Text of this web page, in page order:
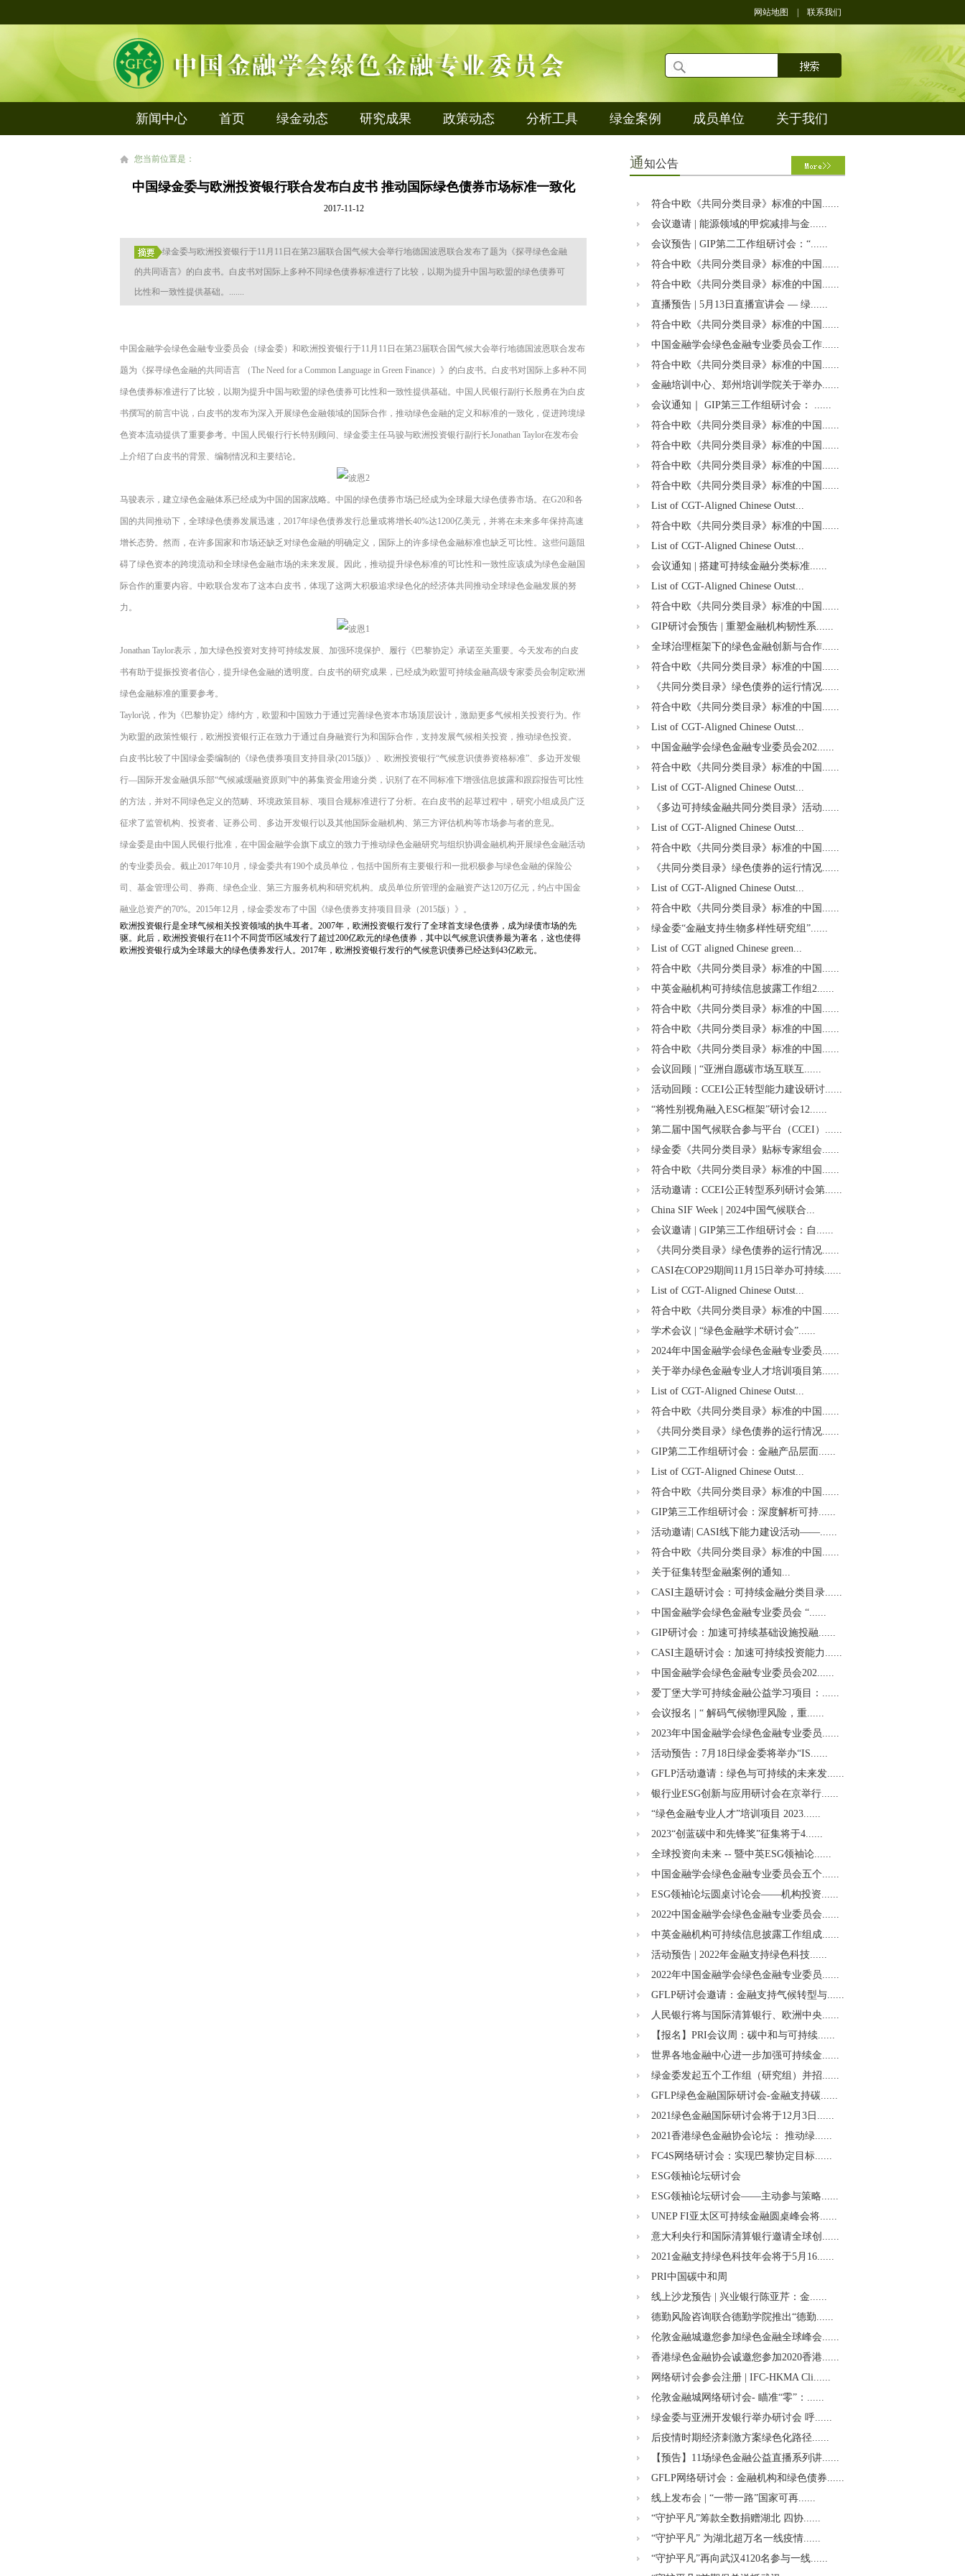
网站地图 联系我们
新闻中心 首页 绿金动态 研究成果 政策动态 分析工具 绿金案例 成员单位 关于我们
您当前位置是：
中国绿金委与欧洲投资银行联合发布白皮书 推动国际绿色债券市场标准一致化
2017-11-12
绿金委与欧洲投资银行于11月11日在第23届联合国气候大会举行地德国波恩联合发布了题为《探寻绿色金融
的共同语言》的白皮书。白皮书对国际上多种不同绿色债券标准进行了比较，以期为提升中国与欧盟的绿色债券可
比性和一致性提供基础。.......
中国金融学会绿色金融专业委员会（绿金委）和欧洲投资银行于11月11日在第23届联合国气候大会举行地德国波恩联合发布
题为《探寻绿色金融的共同语言 （The Need for a Common Language in Green Finance）》的白皮书。白皮书对国际上多种不同
绿色债券标准进行了比较，以期为提升中国与欧盟的绿色债券可比性和一致性提供基础。中国人民银行副行长殷勇在为白皮
书撰写的前言中说，白皮书的发布为深入开展绿色金融领域的国际合作，推动绿色金融的定义和标准的一致化，促进跨境绿
色资本流动提供了重要参考。中国人民银行行长特别顾问、绿金委主任马骏与欧洲投资银行副行长Jonathan Taylor在发布会
上介绍了白皮书的背景、编制情况和主要结论。
马骏表示，建立绿色金融体系已经成为中国的国家战略。中国的绿色债券市场已经成为全球最大绿色债券市场。在G20和各
国的共同推动下，全球绿色债券发展迅速，2017年绿色债券发行总量或将增长40%达1200亿美元，并将在未来多年保持高速
增长态势。然而，在许多国家和市场还缺乏对绿色金融的明确定义，国际上的许多绿色金融标准也缺乏可比性。这些问题阻
碍了绿色资本的跨境流动和全球绿色金融市场的未来发展。因此，推动提升绿色标准的可比性和一致性应该成为绿色金融国
际合作的重要内容。中欧联合发布了这本白皮书，体现了这两大积极追求绿色化的经济体共同推动全球绿色金融发展的努
力。
Jonathan Taylor表示，加大绿色投资对支持可持续发展、加强环境保护、履行《巴黎协定》承诺至关重要。今天发布的白皮
书有助于提振投资者信心，提升绿色金融的透明度。白皮书的研究成果，已经成为欧盟可持续金融高级专家委员会制定欧洲
绿色金融标准的重要参考。
Taylor说，作为《巴黎协定》缔约方，欧盟和中国致力于通过完善绿色资本市场顶层设计，激励更多气候相关投资行为。作
为欧盟的政策性银行，欧洲投资银行正在致力于通过自身融资行为和国际合作，支持发展气候相关投资，推动绿色投资。
白皮书比较了中国绿金委编制的《绿色债券项目支持目录(2015版)》、欧洲投资银行“气候意识债券资格标准”、多边开发银
行—国际开发金融俱乐部“气候减缓融资原则”中的募集资金用途分类，识别了在不同标准下增强信息披露和跟踪报告可比性
的方法，并对不同绿色定义的范畴、环境政策目标、项目合规标准进行了分析。在白皮书的起草过程中，研究小组成员广泛
征求了监管机构、投资者、证券公司、多边开发银行以及其他国际金融机构、第三方评估机构等市场参与者的意见。
绿金委是由中国人民银行批准，在中国金融学会旗下成立的致力于推动绿色金融研究与组织协调金融机构开展绿色金融活动
的专业委员会。截止2017年10月，绿金委共有190个成员单位，包括中国所有主要银行和一批积极参与绿色金融的保险公
司、基金管理公司、券商、绿色企业、第三方服务机构和研究机构。成员单位所管理的金融资产达120万亿元，约占中国金
融业总资产的70%。2015年12月，绿金委发布了中国《绿色债券支持项目目录（2015版）》。
欧洲投资银行是全球气候相关投资领域的执牛耳者。2007年，欧洲投资银行发行了全球首支绿色债券，成为绿债市场的先
驱。此后，欧洲投资银行在11个不同货币区域发行了超过200亿欧元的绿色债券，其中以气候意识债券最为著名，这也使得
欧洲投资银行成为全球最大的绿色债券发行人。2017年，欧洲投资银行发行的气候意识债券已经达到43亿欧元。
通知公告
符合中欧《共同分类目录》标准的中国......
会议邀请 | 能源领域的甲烷减排与金......
会议预告 | GIP第二工作组研讨会：“......
符合中欧《共同分类目录》标准的中国......
符合中欧《共同分类目录》标准的中国......
直播预告 | 5月13日直播宣讲会 — 绿......
符合中欧《共同分类目录》标准的中国......
中国金融学会绿色金融专业委员会工作......
符合中欧《共同分类目录》标准的中国......
金融培训中心、郑州培训学院关于举办......
会议通知｜ GIP第三工作组研讨会： ......
符合中欧《共同分类目录》标准的中国......
符合中欧《共同分类目录》标准的中国......
符合中欧《共同分类目录》标准的中国......
符合中欧《共同分类目录》标准的中国......
List of CGT-Aligned Chinese Outst...
符合中欧《共同分类目录》标准的中国......
List of CGT-Aligned Chinese Outst...
会议通知 | 搭建可持续金融分类标准......
List of CGT-Aligned Chinese Outst...
符合中欧《共同分类目录》标准的中国......
GIP研讨会预告 | 重塑金融机构韧性系......
全球治理框架下的绿色金融创新与合作......
符合中欧《共同分类目录》标准的中国......
《共同分类目录》绿色债券的运行情况......
符合中欧《共同分类目录》标准的中国......
List of CGT-Aligned Chinese Outst...
中国金融学会绿色金融专业委员会202......
符合中欧《共同分类目录》标准的中国......
List of CGT-Aligned Chinese Outst...
《多边可持续金融共同分类目录》活动......
List of CGT-Aligned Chinese Outst...
符合中欧《共同分类目录》标准的中国......
《共同分类目录》绿色债券的运行情况......
List of CGT-Aligned Chinese Outst...
符合中欧《共同分类目录》标准的中国......
绿金委“金融支持生物多样性研究组”......
List of CGT aligned Chinese green...
符合中欧《共同分类目录》标准的中国......
中英金融机构可持续信息披露工作组2......
符合中欧《共同分类目录》标准的中国......
符合中欧《共同分类目录》标准的中国......
符合中欧《共同分类目录》标准的中国......
会议回顾 | “亚洲自愿碳市场互联互......
活动回顾：CCEI公正转型能力建设研讨......
“将性别视角融入ESG框架”研讨会12......
第二届中国气候联合参与平台（CCEI）......
绿金委《共同分类目录》贴标专家组会......
符合中欧《共同分类目录》标准的中国......
活动邀请：CCEI公正转型系列研讨会第......
China SIF Week | 2024中国气候联合...
会议邀请 | GIP第三工作组研讨会：自......
《共同分类目录》绿色债券的运行情况......
CASI在COP29期间11月15日举办可持续......
List of CGT-Aligned Chinese Outst...
符合中欧《共同分类目录》标准的中国......
学术会议 | “绿色金融学术研讨会”......
2024年中国金融学会绿色金融专业委员......
关于举办绿色金融专业人才培训项目第......
List of CGT-Aligned Chinese Outst...
符合中欧《共同分类目录》标准的中国......
《共同分类目录》绿色债券的运行情况......
GIP第二工作组研讨会：金融产品层面......
List of CGT-Aligned Chinese Outst...
符合中欧《共同分类目录》标准的中国......
GIP第三工作组研讨会：深度解析可持......
活动邀请| CASI线下能力建设活动——......
符合中欧《共同分类目录》标准的中国......
关于征集转型金融案例的通知...
CASI主题研讨会：可持续金融分类目录......
中国金融学会绿色金融专业委员会 “......
GIP研讨会：加速可持续基础设施投融......
CASI主题研讨会：加速可持续投资能力......
中国金融学会绿色金融专业委员会202......
爱丁堡大学可持续金融公益学习项目：......
会议报名 | “ 解码气候物理风险，重......
2023年中国金融学会绿色金融专业委员......
活动预告：7月18日绿金委将举办“IS......
GFLP活动邀请：绿色与可持续的未来发......
银行业ESG创新与应用研讨会在京举行......
“绿色金融专业人才”培训项目 2023......
2023“创蓝碳中和先锋奖”征集将于4......
全球投资向未来 -- 暨中英ESG领袖论......
中国金融学会绿色金融专业委员会五个......
ESG领袖论坛圆桌讨论会——机构投资......
2022中国金融学会绿色金融专业委员会......
中英金融机构可持续信息披露工作组成......
活动预告 | 2022年金融支持绿色科技......
2022年中国金融学会绿色金融专业委员......
GFLP研讨会邀请：金融支持气候转型与......
人民银行将与国际清算银行、欧洲中央......
【报名】PRI会议周：碳中和与可持续......
世界各地金融中心进一步加强可持续金......
绿金委发起五个工作组（研究组）并招......
GFLP绿色金融国际研讨会-金融支持碳......
2021绿色金融国际研讨会将于12月3日......
2021香港绿色金融协会论坛： 推动绿......
​FC4S网络研讨会：实现巴黎协定目标......
ESG领袖论坛研讨会
ESG领袖论坛研讨会——主动参与策略......
UNEP FI亚太区可持续金融圆桌峰会将......
意大利央行和国际清算银行邀请全球创......
2021金融支持绿色科技年会将于5月16......
PRI中国碳中和周
线上沙龙预告 | 兴业银行陈亚芹：金......
德勤风险咨询联合德勤学院推出“德勤......
伦敦金融城邀您参加绿色金融全球峰会......
香港绿色金融协会诚邀您参加2020香港......
网络研讨会参会注册 | IFC-HKMA Cli......
伦敦金融城网络研讨会- 瞄准“零”：......
绿金委与亚洲开发银行举办研讨会 呼......
后疫情时期经济刺激方案绿色化路径......
【预告】11场绿色金融公益直播系列讲......
GFLP网络研讨会：金融机构和绿色债券......
线上发布会 | “一带一路”国家可再......
“守护平凡”筹款全数捐赠湖北 四协......
“守护平凡” 为湖北超万名一线疫情......
“守护平凡”再向武汉4120名参与一线......